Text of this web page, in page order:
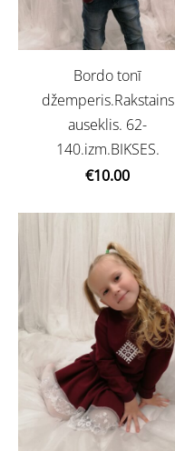
Bordo tonī
džemperis.Rakstains
auseklis. 62-
140.izm.BIKSES.
€10.00